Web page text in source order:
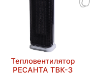
Тепловентилятор
РЕСАНТА ТВК-3